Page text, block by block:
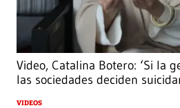
Video, Catalina Botero: ‘Si la
las sociedades deciden
VIDEOS